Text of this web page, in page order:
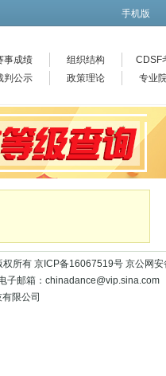
手机版
事成绩 组织结构 CDSF
判公示 政策理论 专业
所有 京ICP备16067519号 京公网
子邮箱：chinadance@vip.sina.com
限公司